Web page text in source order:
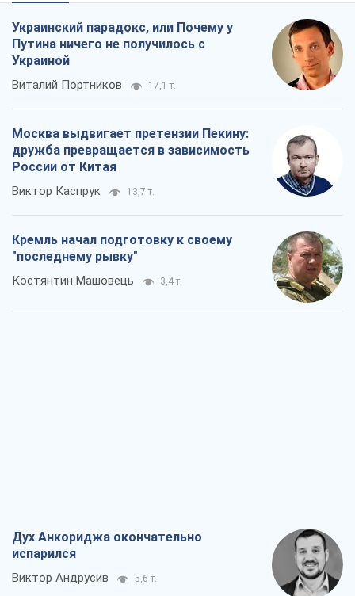
Украинский парадокс, или Почему у
Путина ничего не получилось с
Украиной
Виталий Портников 17,1 т.
Москва выдвигает претензии Пекину:
дружба превращается в зависимость
России от Китая
Виктор Каспрук 13,7 т.
Кремль начал подготовку к своему
"последнему рывку"
Костянтин Машовець 3,4 т.
Дух Анкориджа окончательно
испарился
Виктор Андрусив 5,6 т.